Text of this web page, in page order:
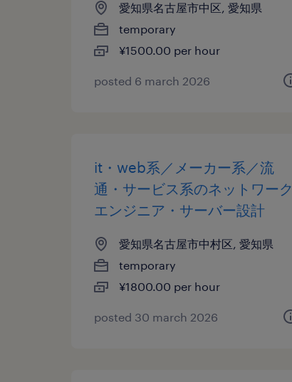
愛知県名古屋市中区, 愛知県
temporary
¥1500.00 per hour
posted 6 march 2026
it・web系／メーカー系／流
通・サービス系のネットワーク
エンジニア・サーバー設計
愛知県名古屋市中村区, 愛知県
temporary
¥1800.00 per hour
posted 30 march 2026